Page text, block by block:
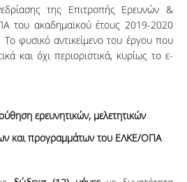
της Επιτροπής Ερευνών &
του ακαδημαϊκού έτους 2019-2020
φυ­­­­σικό α­ντι­­­κεί­­με­νο του έργου που
και όχι περιοριστικά, κυρίως το ε­
ερευνητικών, μελετητικών
και προ­γραμ­­μά­των του ΕΛΚΕ/ΟΠΑ